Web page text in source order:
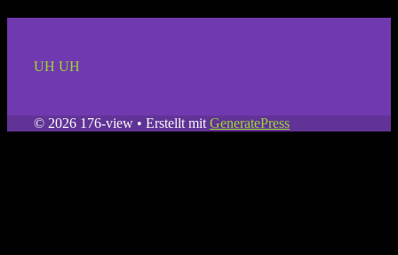
UH UH
© 2026 176-view • Erstellt mit GeneratePress